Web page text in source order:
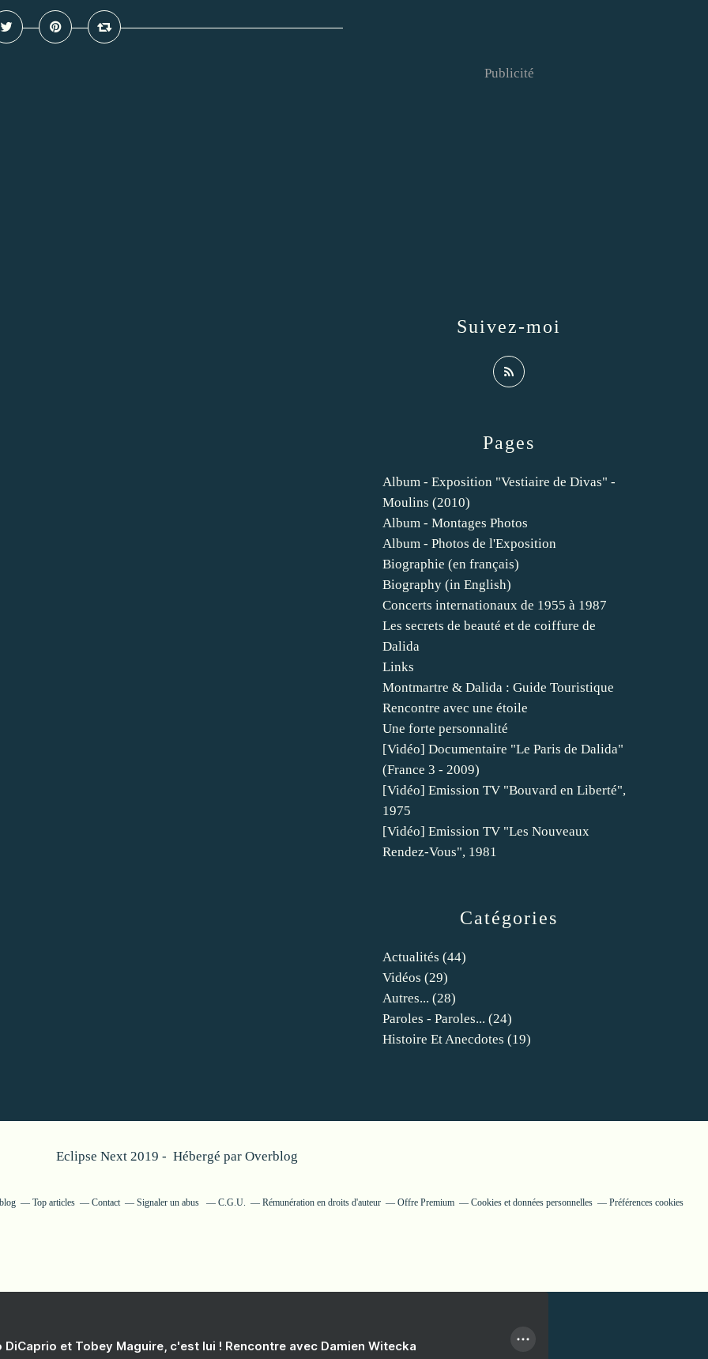
Catégories
Actualités (44)
Vidéos (29)
Autres... (28)
Paroles - Paroles... (24)
Histoire Et Anecdotes (19)
Pages
Album - Exposition "Vestiaire de Divas" -
Moulins (2010)
Album - Montages Photos
Album - Photos de l'Exposition
Biographie (en français)
Biography (in English)
Concerts internationaux de 1955 à 1987
Les secrets de beauté et de coiffure de
Dalida
Links
Montmartre & Dalida : Guide Touristique
Rencontre avec une étoile
Une forte personnalité
[Vidéo] Documentaire "Le Paris de Dalida"
(France 3 - 2009)
[Vidéo] Emission TV "Bouvard en Liberté",
1975
[Vidéo] Emission TV "Les Nouveaux
Rendez-Vous", 1981
Suivez-moi
Publicité
Eclipse Next 2019 - Hébergé par Overblog
Top articles Contact Signaler un abus C.G.U. Rémunération en droits d'auteur Offre Premium Cookies et données personnelles Préférences cookies
DiCaprio et Tobey Maguire, c'est lui ! Rencontre avec Damien Witecka